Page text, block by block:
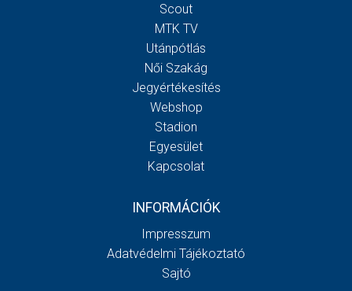
Scout
MTK TV
Utánpótlás
Női Szakág
Jegyértékesítés
Webshop
Stadion
Egyesület
Kapcsolat
INFORMÁCIÓK
Impresszum
Adatvédelmi Tájékoztató
Sajtó